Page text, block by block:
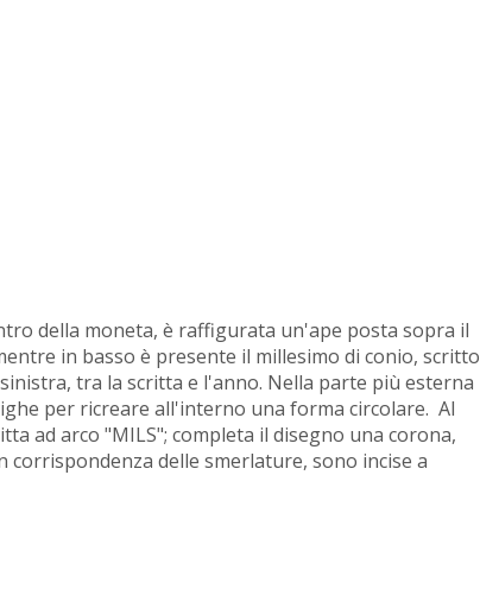
della moneta, è raffigurata un'ape posta sopra il
in basso è presente il millesimo di conio, scritto
tra la scritta e l'anno. Nella parte più esterna
per ricreare all'interno una forma circolare. Al
ad arco "MILS"; completa il disegno una corona,
delle smerlature, sono incise a